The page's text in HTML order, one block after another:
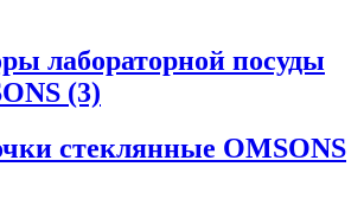
лабораторной посуды
(3)
стеклянные OMSONS